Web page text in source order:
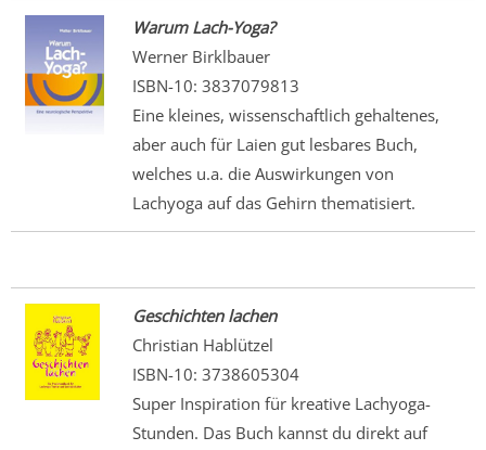
Warum Lach-Yoga?
Werner Birklbauer
ISBN-10: 3837079813
Eine kleines, wissenschaftlich gehaltenes,
aber auch für Laien gut lesbares Buch,
welches u.a. die Auswirkungen von
Lachyoga auf das Gehirn thematisiert.
Geschichten lachen
Christian Hablützel
ISBN-10: 3738605304
Super Inspiration für kreative Lachyoga-
Stunden. Das Buch kannst du direkt auf